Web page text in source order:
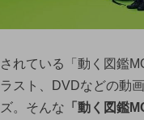
れている「動く図鑑
スト、DVDなどの動
。そんな 「動く図鑑